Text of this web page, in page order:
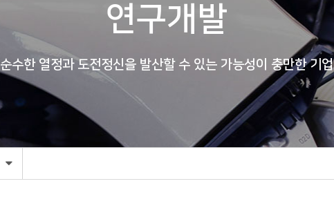
연구개발
순수한 열정과 도전정신을 발산할 수 있는 가능성이 충만한 기업